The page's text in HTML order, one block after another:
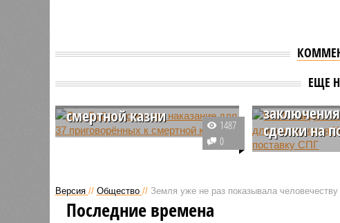
ЕЩЕ
Джо Байден смягчил
наказание для 37
смертной казни
Президент США Джо Байден
соболезнования семьям,
потерявшим своих близких.
1487
0
WSJ:
сделки на
Решение
экспорту СПГ
Версия // Общество // Земля уже не раз показывала
Последние времена